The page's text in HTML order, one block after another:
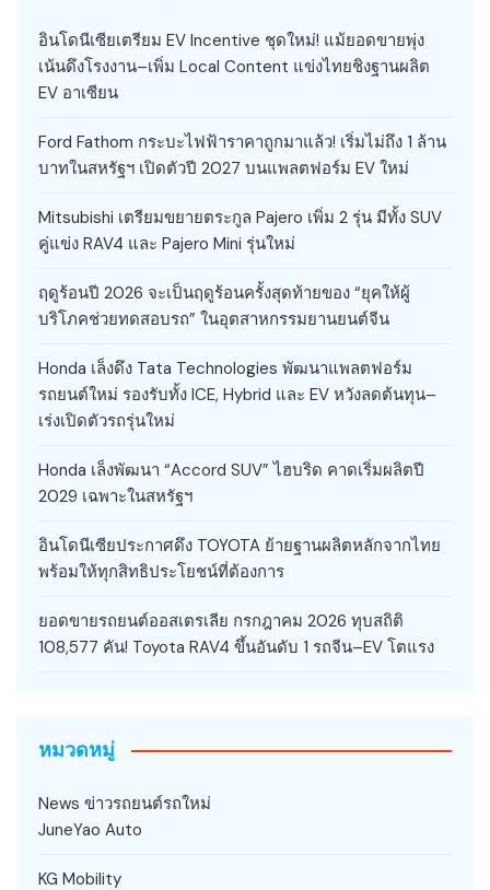
อินโดนีเซียเตรียม EV Incentive ชุดใหม่! แม้ยอดขายพุ่ง
เน้นดึงโรงงาน–เพิ่ม Local Content แข่งไทยชิงฐานผลิต
EV อาเซียน
Ford Fathom กระบะไฟฟ้าราคาถูกมาแล้ว! เริ่มไม่ถึง 1 ล้าน
บาทในสหรัฐฯ เปิดตัวปี 2027 บนแพลตฟอร์ม EV ใหม่
Mitsubishi เตรียมขยายตระกูล Pajero เพิ่ม 2 รุ่น มีทั้ง SUV
คู่แข่ง RAV4 และ Pajero Mini รุ่นใหม่
ฤดูร้อนปี 2026 จะเป็นฤดูร้อนครั้งสุดท้ายของ “ยุคให้ผู้
บริโภคช่วยทดสอบรถ” ในอุตสาหกรรมยานยนต์จีน
Honda เล็งดึง Tata Technologies พัฒนาแพลตฟอร์ม
รถยนต์ใหม่ รองรับทั้ง ICE, Hybrid และ EV หวังลดต้นทุน–
เร่งเปิดตัวรถรุ่นใหม่
Honda เล็งพัฒนา “Accord SUV” ไฮบริด คาดเริ่มผลิตปี
2029 เฉพาะในสหรัฐฯ
อินโดนีเซียประกาศดึง TOYOTA ย้ายฐานผลิตหลักจากไทย
พร้อมให้ทุกสิทธิประโยชน์ที่ต้องการ
ยอดขายรถยนต์ออสเตรเลีย กรกฎาคม 2026 ทุบสถิติ
108,577 คัน! Toyota RAV4 ขึ้นอันดับ 1 รถจีน–EV โตแรง
หมวดหมู่
News ข่าวรถยนต์รถใหม่
JuneYao Auto
KG Mobility